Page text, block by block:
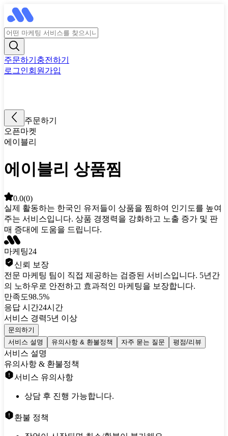
주문하기 충전하기
로그인회원가입
주문하기
오픈마켓
에이블리
에이블리 상품찜
0.0(0)
실제 활동하는 한국인 유저들이 상품을 찜하여 인기도를 높여
주는 서비스입니다. 상품 경쟁력을 강화하고 노출 증가 및 판
매 증대에 도움을 드립니다.
마케팅24
신뢰 보장
전문 마케팅 팀이 직접 제공하는 검증된 서비스입니다. 5년간
의 노하우로 안전하고 효과적인 마케팅을 보장합니다.
만족도98.5%
응답 시간24시간
서비스 경력5년 이상
문의하기
서비스 설명
유의사항 & 환불정책 자주 묻는 질문 평점/리뷰
서비스 설명
유의사항 & 환불정책
서비스 유의사항
상담 후 진행 가능합니다.
환불 정책